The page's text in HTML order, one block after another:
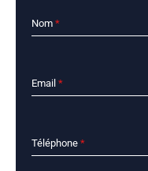
Nom *
Email *
Téléphone *